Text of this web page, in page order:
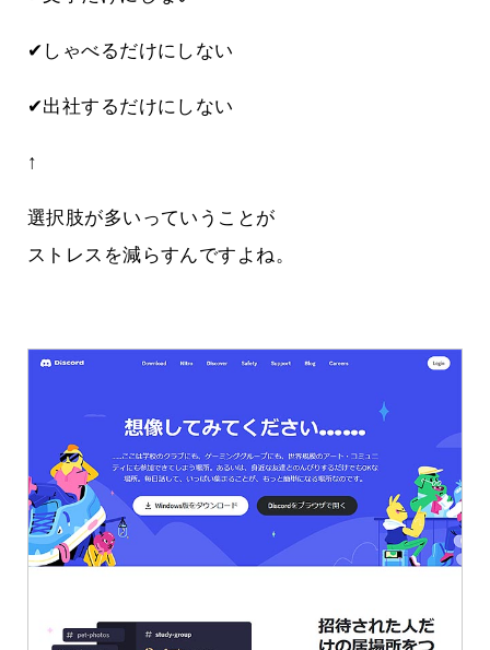
✔しゃべるだけにしない
✔出社するだけにしない
↑
選択肢が多いっていうことが
ストレスを減らすんですよね。